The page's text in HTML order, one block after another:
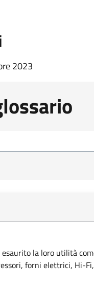
2023
la loro utilità
forni elettrici, Hi-